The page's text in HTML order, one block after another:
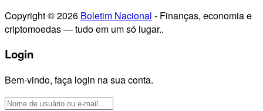
Copyright © 2026 Boletim Nacional - Finanças, economia e
criptomoedas — tudo em um só lugar..
Login
Bem-vindo, faça login na sua conta.